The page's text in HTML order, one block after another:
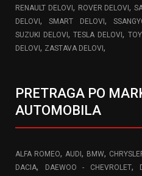
RENAULT DELOVI, ROVER DELOVI,
DELOVI,SMART DELOVI,
SUZUKI DELOVI,TESLA DELOVI,
DELOVI, ZASTAVA DELOVI,
PRETRAGA PO
AUTOMOBILA
ALFA ROMEO, AUDI, BMW,
DACIA, DAEWOO - CHEVROLET,